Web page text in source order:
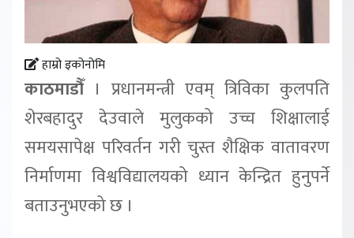
हाम्रो इकोनोमि
काठमाडौँ। प्रधानमन्त्री एवम् त्रिविका कुलपति
शेरबहादुर देउवाले मुलुकको उच्च शिक्षालाई
समयसापेक्ष परिवर्तन गरी चुस्त शैक्षिक वातावरण
निर्माणमा विश्वविद्यालयको ध्यान केन्द्रित हुनुपर्ने
बताउनुभएको छ ।